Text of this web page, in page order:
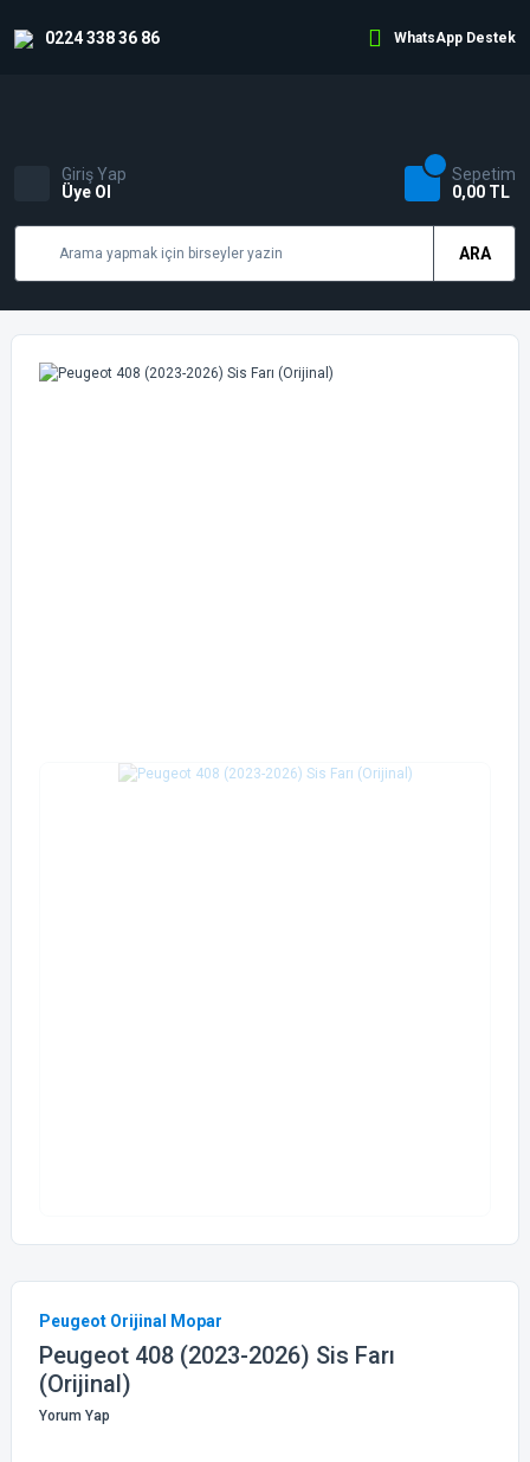
0224 338 36 86 WhatsApp Destek
ARA
Giriş Yap
Üye Ol
Sepetim
0,00 TL
Peugeot Orijinal Mopar
Peugeot 408 (2023-2026) Sis Farı
(Orijinal)
Yorum Yap